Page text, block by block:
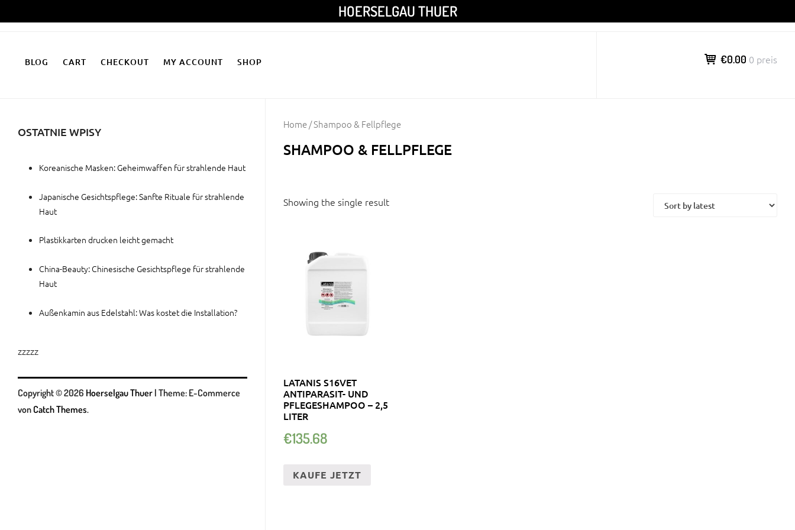
Inhalt
HOERSELGAU THUER
BLOG CART CHECKOUT MY ACCOUNT SHOP €0.00 0 preis
Home/ Shampoo & Fellpflege
SHAMPOO & FELLPFLEGE
Showing the single result
LATANIS S16VET
ANTIPARASIT- UND
PFLEGESHAMPOO – 2,5
LITER
€135.68
KAUFE JETZT
OSTATNIE WPISY
Koreanische Masken: Geheimwaffen für strahlende Haut
Japanische Gesichtspflege: Sanfte Rituale für strahlende
Haut
Plastikkarten drucken leicht gemacht
China-Beauty: Chinesische Gesichtspflege für strahlende
Haut
Außenkamin aus Edelstahl: Was kostet die Installation?
zzzzz
Copyright © 2026 Hoerselgau Thuer | Theme: E-Commerce
von Catch Themes.